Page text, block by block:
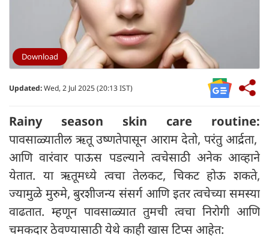
Download
Updated:Wed, 2 Jul 2025 (20:13 IST)
Rainy season skin care routine:
पावसाळ्यातील ऋतू उष्णतेपासून आराम देतो, परंतु आर्द्रता,
आणि वारंवार पाऊस पडल्याने त्वचेसाठी अनेक आव्हाने
येतात. या ऋतूमध्ये त्वचा तेलकट, चिकट होऊ शकते,
ज्यामुळे मुरुमे, बुरशीजन्य संसर्ग आणि इतर त्वचेच्या समस्या
वाढतात. म्हणून पावसाळ्यात तुमची त्वचा निरोगी आणि
चमकदार ठेवण्यासाठी येथे काही खास टिप्स आहेत: